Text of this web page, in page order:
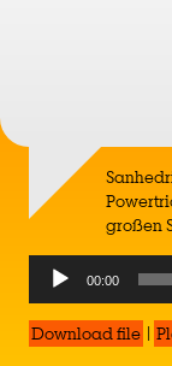
großen
Audio
Player
00:00
Download file |